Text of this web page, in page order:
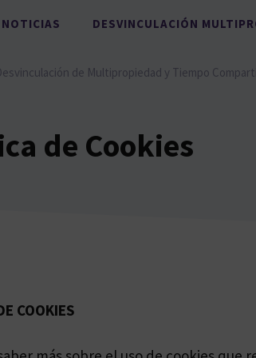
NOTICIAS DESVINCULACIÓN
de Multipropiedad y Tiempo
de Cookies
COOKIES